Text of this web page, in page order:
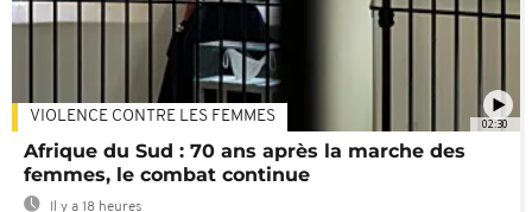
02:30
VIOLENCE CONTRE LES FEMMES
Afrique du Sud : 70 ans après la marche des
femmes, le combat continue
Il y a 18 heures